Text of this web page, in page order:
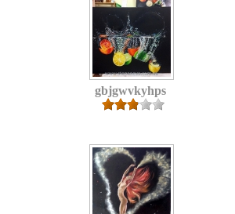
gbjgwvkyhps